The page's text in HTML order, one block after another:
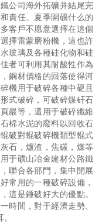
公司海外拓礦并結尾完
責任。夏季開礦什么的
客戶不愿意選擇在這個
擇雷蒙磨粉機，這也許
玻璃及各種硅化物和硅
者可利用其耐酸性作為
鋼材價格的回落使得河
機用于破碎各種中硬且
式破碎，可破碎煤矸石
巖等，還用于破碎纖維
棉水泥的廢料以回收石
破對輥破碎機類型輥式
石，爐渣，焦碳，煤等
于礦山冶金建材公路鐵
聯合各部門，集中開展
常用的一種破碎設備，
這是錘破好大的優點。
時間，對于經濟走勢、